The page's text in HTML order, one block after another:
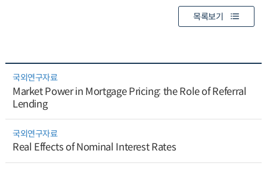
목록보기
국외연구자료
Market Power in Mortgage Pricing: the Role of Referral
Lending
국외연구자료
Real Effects of Nominal Interest Rates